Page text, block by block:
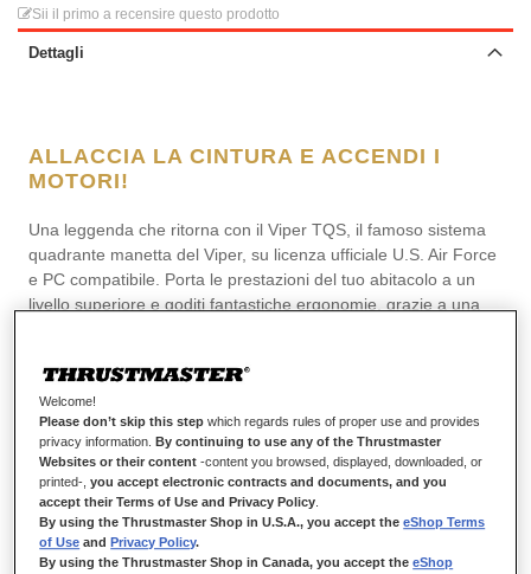
il quale non occorre alcuna configurazione: la periferica viene
Sii il primo a recensire questo prodotto
Dettagli
ALLACCIA LA CINTURA E ACCENDI I
MOTORI!
Una leggenda che ritorna con il Viper TQS, il famoso sistema
quadrante manetta del Viper, su licenza ufficiale U.S. Air Force
e PC compatibile. Porta le prestazioni del tuo abitacolo a un
livello superiore e goditi fantastiche ergonomie, grazie a una
realistici comandi tramite selettori. Viper TQS replica i controlli
realistici, le cinematiche di volo e le sensazioni appannaggio
dei veri piloti del Viper.
Welcome!
Please don’t skip this step which regards rules of proper use and provides
privacy information. By continuing to use any of the Thrustmaster
Websites or their content -content you browsed, displayed, downloaded, or
printed-,you accept electronic contracts and documents, and you
accept their Terms of Use and Privacy Policy.
By using the Thrustmaster Shop in U.S.A., you accept theeShop Terms
of Use and Privacy Policy.
By using the Thrustmaster Shop in Canada, you accept theeShop